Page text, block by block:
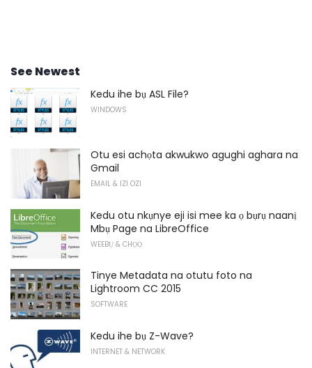
See Newest
Kedu ihe bụ ASL File?
WINDOWS
Otu esi achọta akwukwo agughi aghara na
Gmail
EMAIL & IZI OZI
Kedu otu nkụnye eji isi mee ka ọ bụrụ naanị
Mbụ Page na LibreOffice
WEEBỤ & CHỌỌ
Tinye Metadata na otutu foto na
Lightroom CC 2015
SOFTWARE
Kedu ihe bụ Z-Wave?
INTERNET & NETWORK